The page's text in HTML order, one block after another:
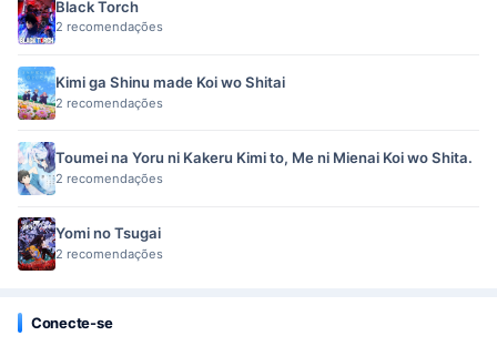
Black Torch
2 recomendações
Kimi ga Shinu made Koi wo Shitai
2 recomendações
Toumei na Yoru ni Kakeru Kimi to, Me ni Mienai Koi wo Shita.
2 recomendações
Yomi no Tsugai
2 recomendações
Conecte-se